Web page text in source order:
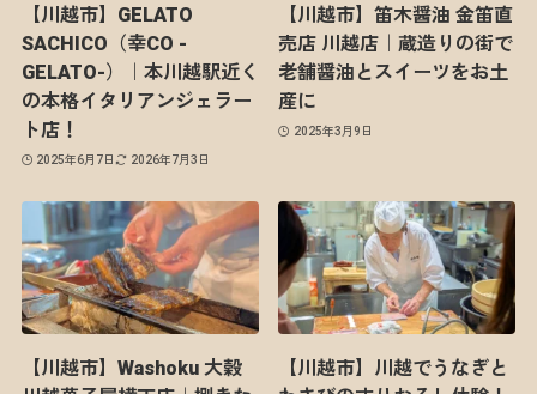
【川越市】GELATO
SACHICO（幸CO -
GELATO-）｜本川越駅近く
の本格イタリアンジェラー
ト店！
2025年6月7日 2026年7月3日
【川越市】笛木醤油 金笛直
売店 川越店｜蔵造りの街で
老舗醤油とスイーツをお土
産に
2025年3月9日
【川越市】Washoku 大穀
【川越市】川越でうなぎと